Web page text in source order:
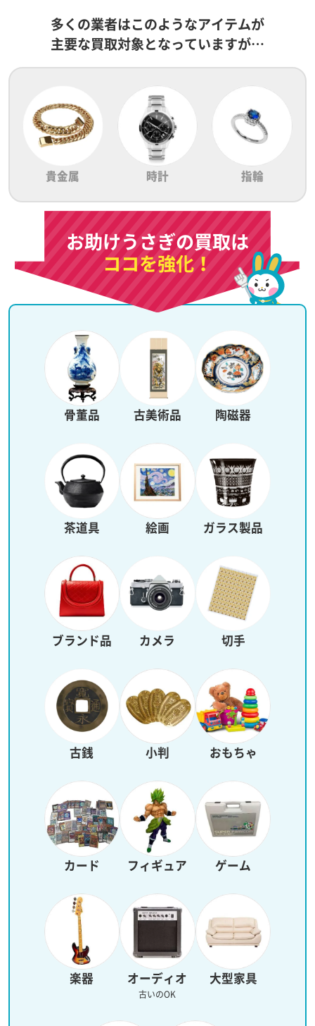
多くの業者はこのようなアイテムが
主要な買取対象となっていますが…
貴金属 時計 指輪
お助けうさぎの買取は
ココを強化！
骨董品 古美術品 陶磁器
茶道具 絵画 ガラス製品
ブランド品 カメラ 切手
古銭 小判 おもちゃ
カード フィギュア ゲーム
楽器 オーディオ
古いのOK
大型家具